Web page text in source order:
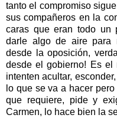
tanto el compromiso
sus compañeros en la
caras que eran todo un
darle algo de aire para
desde la oposición,
desde el gobierno! Es el
intenten acultar,
lo que se va a hacer
que requiere, pide y
Carmen, lo hace bien la